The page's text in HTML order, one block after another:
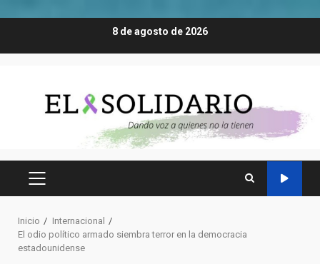
8 de agosto de 2026
MENÚ
Inicio
Internacional
El odio político armado siembra terror en la democracia
estadounidense